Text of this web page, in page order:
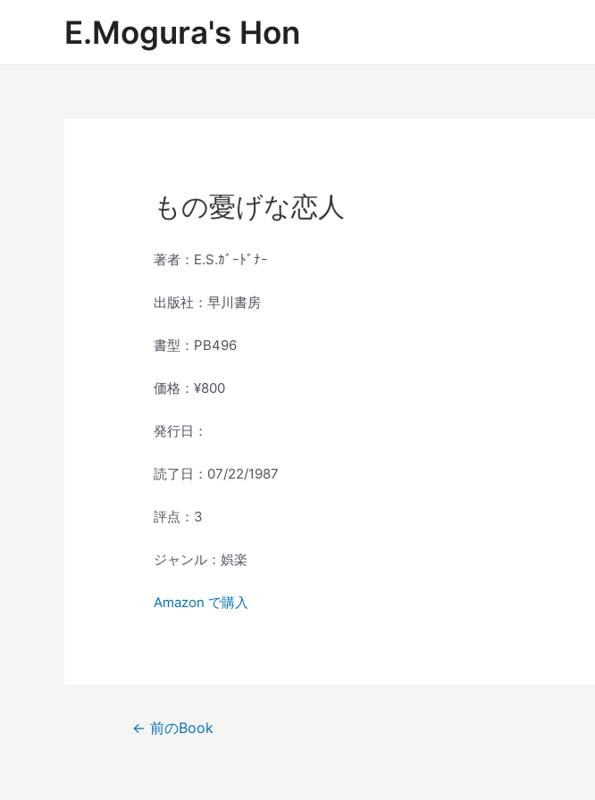
E.Mogura's Hon
もの憂げな恋人
著者：E.S.ｶﾞｰﾄﾞﾅｰ
出版社：早川書房
書型：PB496
価格：¥800
発行日：
読了日：07/22/1987
評点：3
ジャンル：娯楽
Amazon で購入
← 前のBook